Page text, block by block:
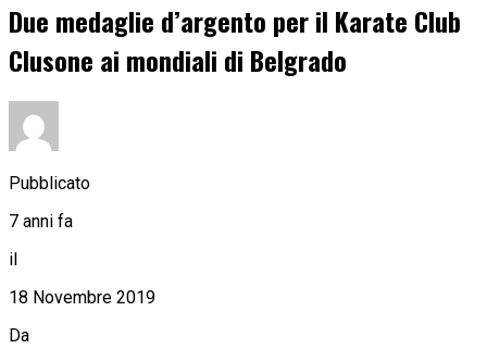
Due medaglie d’argento per il Karate Club
Clusone ai mondiali di Belgrado
Pubblicato
7 anni fa
il
18 Novembre 2019
Da